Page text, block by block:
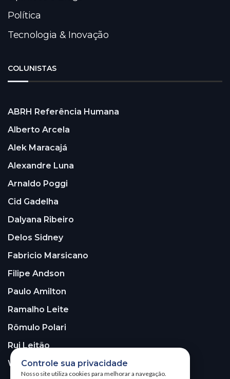
Política
Tecnologia & Inovação
COLUNISTAS
ABRH Referência Humana
Alberto Arcela
Alek Maracajá
Alexandre Luna
Arnaldo Poggi
Cid Gadelha
Dalyana Ribeiro
Delos Sidney
Fabricio Marsicano
Filipe Andson
Paulo Amilton
Ramalho Leite
Rômulo Polari
Rui Leitão
Walter Santos
Controle sua privacidade
Nosso site utiliza cookies para melhorar a navegação.